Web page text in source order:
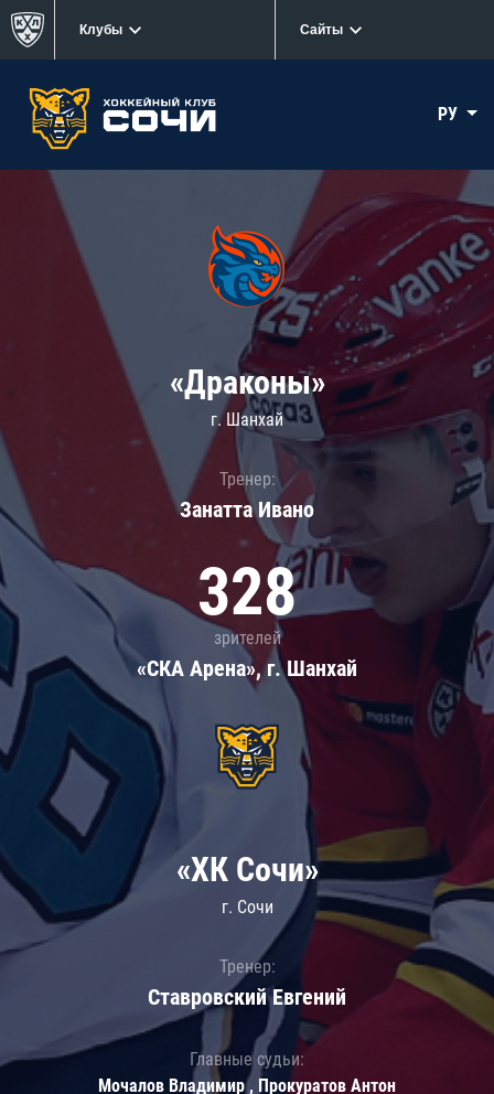
Клубы Сайты
РУ
«Драконы»
г. Шанхай
Тренер:
Занатта Иванo
328
зрителей
«СКА Арена», г. Шанхай
«ХК Сочи»
г. Сочи
Тренер:
Ставровский Евгений
Главные судьи:
Мочалов Владимир , Прокуратов Антон